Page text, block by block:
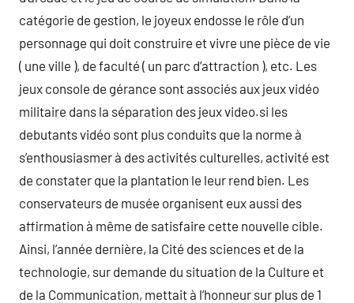
catégorie de gestion, le joyeux endosse le rôle d’un
personnage qui doit construire et vivre une pièce de vie
( une ville ), de faculté ( un parc d’attraction ), etc. Les
jeux console de gérance sont associés aux jeux vidéo
militaire dans la séparation des jeux video.si les
debutants vidéo sont plus conduits que la norme à
s’enthousiasmer à des activités culturelles, activité est
de constater que la plantation le leur rend bien. Les
conservateurs de musée organisent eux aussi des
affirmation à même de satisfaire cette nouvelle cible.
Ainsi, l’année dernière, la Cité des sciences et de la
technologie, sur demande du situation de la Culture et
de la Communication, mettait à l’honneur sur plus de 1